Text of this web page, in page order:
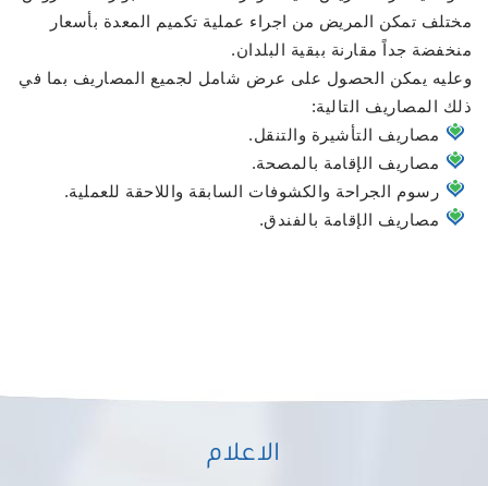
مختلف تمكن المريض من اجراء عملية تكميم المعدة بأسعار
منخفضة جداً مقارنة ببقية البلدان.
وعليه يمكن الحصول على عرض شامل لجميع المصاريف بما في
ذلك المصاريف التالية:
مصاريف التأشيرة والتنقل.
مصاريف الإقامة بالمصحة.
رسوم الجراحة والكشوفات السابقة واللاحقة للعملية.
مصاريف الإقامة بالفندق.
الاعلام